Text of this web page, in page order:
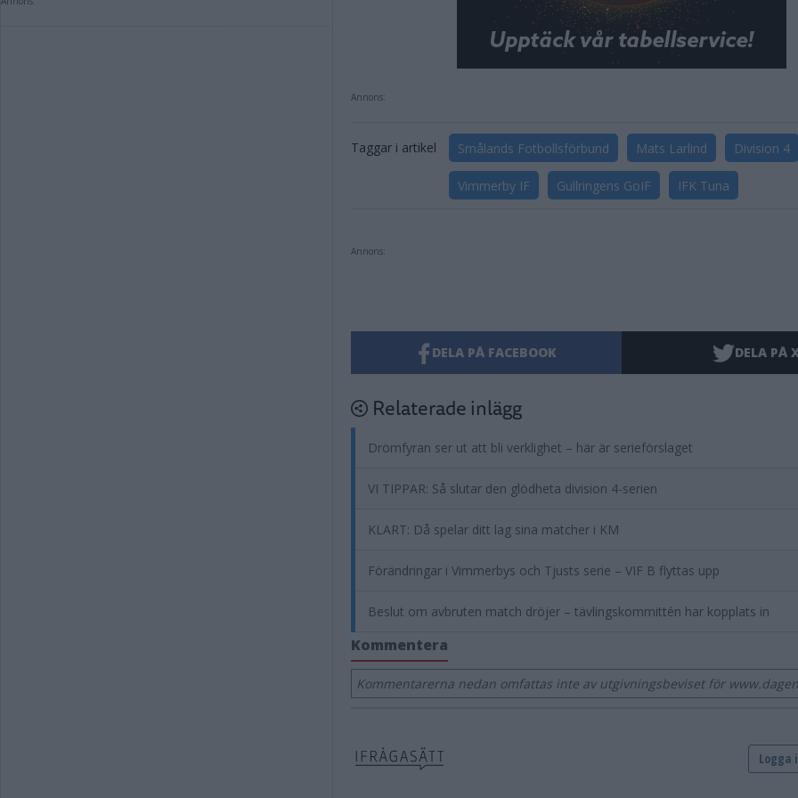
Annons:
Taggar i artikel Smålands Fotbollsförbund Mats Larlind Division 4
Vimmerby IF Gullringens GoIF IFK Tuna
Annons:
DELA PÅ FACEBOOK DELA PÅ
Relaterade inlägg
Drömfyran ser ut att bli verklighet – här är serieförslaget
VI TIPPAR: Så slutar den glödheta division 4-serien
KLART: Då spelar ditt lag sina matcher i KM
Förändringar i Vimmerbys och Tjusts serie – VIF B flyttas upp
Beslut om avbruten match dröjer – tävlingskommittén har kopplats in
Kommentera
Kommentarerna nedan omfattas inte av utgivningsbeviset för